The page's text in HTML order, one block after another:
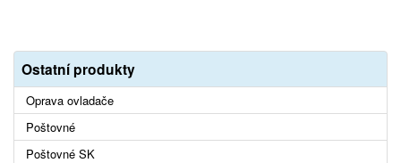
Ostatní produkty
Oprava ovladače
Poštovné
Poštovné SK